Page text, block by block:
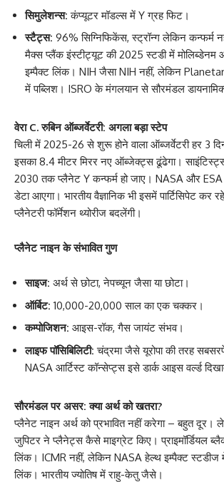
सिमुलेशन्स: कंप्यूटर मॉडल्स में Y ग्रह फिट।
स्टैट्स: 96% सिग्निफिकेंस, स्ट्रॉन्ग लेकिन कन्फर्म
मैक्स प्लैंक इंस्टीट्यूट की 2025 स्टडी में मोलिब्डेनम
इम्पैक्ट लिंक। NIH जैसा NIH नहीं, लेकिन
में पब्लिश। ISRO के मंगलयान से सौरमंडल
वेरा C. रुबिन ऑब्जर्वेटरी: अगला बड़ा स्टेप
चिली में 2025-26 से शुरू होने वाला ऑब्जर्वेटरी हर 3
इसका 8.4 मीटर मिरर नए ऑब्जेक्ट्स ढूंढेगा।
2030 तक प्लैनेट Y कन्फर्म हो जाए। NASA और
डेटा आएगा। भारतीय वैज्ञानिक भी इसमें पार्टिसिपेट कर
प्लैनेटरी फॉर्मेशन थ्योरीज बदलेंगी।
प्लैनेट नाइन के संभावित गुण
साइज: अर्थ से छोटा, नेपच्यून जैसा या छोटा।
ऑर्बिट: 10,000-20,000 साल का एक चक्कर।
कम्पोजिशन: आइस-रॉक, गैस जायंट संभव।
लाइफ पॉसिबिलिटी: चंद्रमा जैसे यूरोपा की तरह
NASA आर्टिस्ट कॉन्सेप्ट्स इसे डार्क आइस वर्ल्ड
सौरमंडल पर असर: क्या अर्थ को खतरा?
प्लैनेट नाइन अर्थ को प्रभावित नहीं करेगा – बहुत दूर।
जुपिटर ने प्लैनेट्स कैसे माइग्रेट किए। प्राइमॉर्डियल
लिंक। ICMR नहीं, लेकिन NASA हेल्थ इम्पैक्ट स्टडीज
लिंक। भारतीय ज्योतिष में राहु-केतु जैसे।